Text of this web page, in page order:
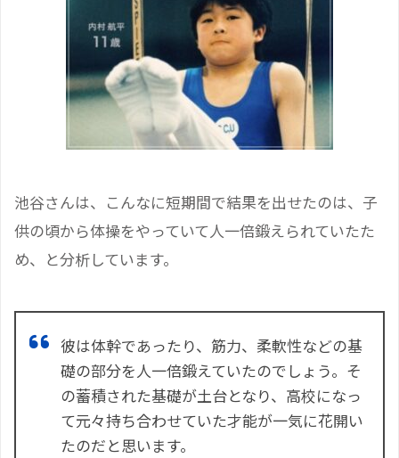
池谷さんは、こんなに短期間で結果を出せたのは、子
供の頃から体操をやっていて人一倍鍛えられていたた
め、と分析しています。
彼は体幹であったり、筋力、柔軟性などの基
礎の部分を人一倍鍛えていたのでしょう。そ
の蓄積された基礎が土台となり、高校になっ
て元々持ち合わせていた才能が一気に花開い
たのだと思います。